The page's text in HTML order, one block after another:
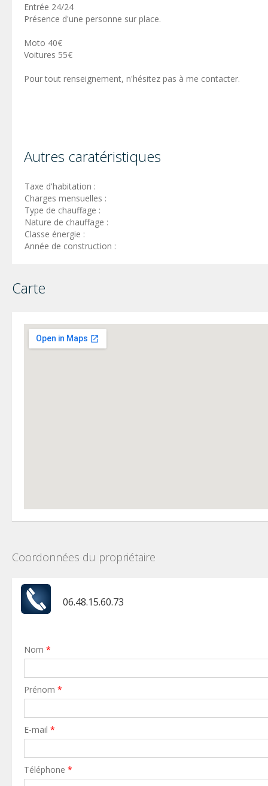
Entrée 24/24
Présence d'une personne sur place.
Moto 40€
Voitures 55€
Pour tout renseignement, n'hésitez pas à me contacter.
Autres caratéristiques
Taxe d'habitation :
Charges mensuelles :
Type de chauffage :
Nature de chauffage :
Classe énergie :
Année de construction :
Carte
Coordonnées du propriétaire
06.48.15.60.73
Nom *
Prénom *
E-mail *
Téléphone *